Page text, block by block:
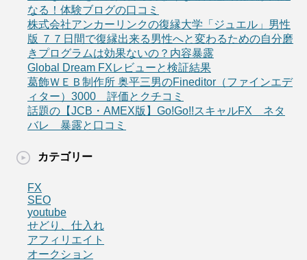
なる！体験ブログの口コミ
株式会社アンカーリンクの復縁大学「ジュエル」男性
版 ７７日間で復縁出来る男性へと変わるための自分磨
きプログラムは効果ないの？内容暴露
Global Dream FXレビューと検証結果
葛飾ＷＥＢ制作所 奥平三男のFineditor（ファインエデ
ィター）3000 評価とクチコミ
話題の【JCB・AMEX版】Go!Go!!スキャルFX ネタ
バレ 暴露と口コミ
カテゴリー
FX
SEO
youtube
せどり、仕入れ
アフィリエイト
オークション